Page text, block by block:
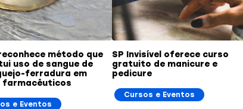
método que
uso de sangue de
ferradura em
e Eventos
SP Invisível oferece curso
gratuito de manicure e
pedicure
Cursos e Eventos